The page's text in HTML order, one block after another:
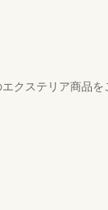
クステリア商品を